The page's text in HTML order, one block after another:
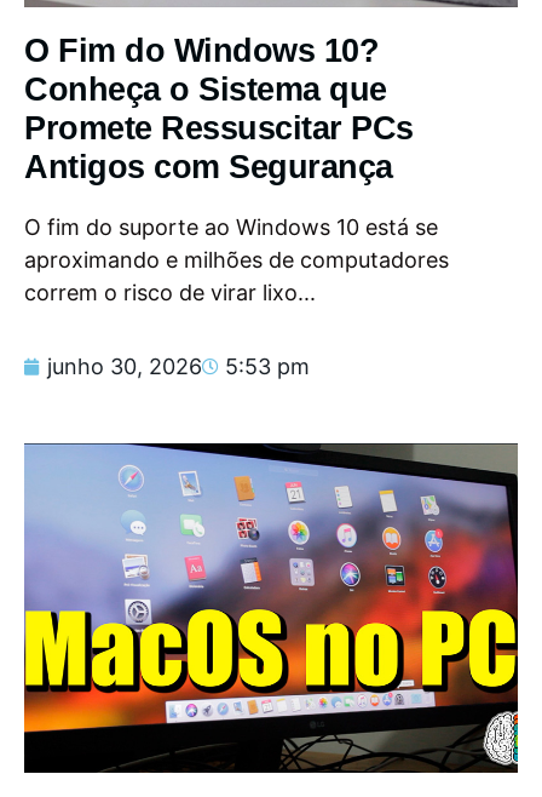
O Fim do Windows 10?
Conheça o Sistema que
Promete Ressuscitar PCs
Antigos com Segurança
O fim do suporte ao Windows 10 está se
aproximando e milhões de computadores
correm o risco de virar lixo...
junho 30, 2026 5:53 pm